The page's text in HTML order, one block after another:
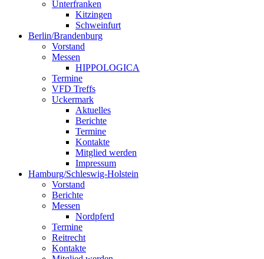
Unterfranken
Kitzingen
Schweinfurt
Berlin/Brandenburg
Vorstand
Messen
HIPPOLOGICA
Termine
VFD Treffs
Uckermark
Aktuelles
Berichte
Termine
Kontakte
Mitglied werden
Impressum
Hamburg/Schleswig-Holstein
Vorstand
Berichte
Messen
Nordpferd
Termine
Reitrecht
Kontakte